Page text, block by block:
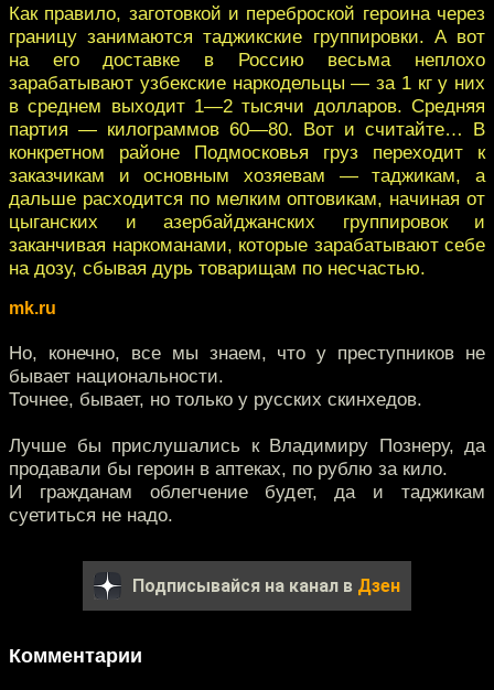
Как правило, заготовкой и переброской героина через
границу занимаются таджикские группировки. А вот
на его доставке в Россию весьма неплохо
зарабатывают узбекские наркодельцы — за 1 кг у них
в среднем выходит 1—2 тысячи долларов. Средняя
партия — килограммов 60—80. Вот и считайте… В
конкретном районе Подмосковья груз переходит к
заказчикам и основным хозяевам — таджикам, а
дальше расходится по мелким оптовикам, начиная от
цыганских и азербайджанских группировок и
заканчивая наркоманами, которые зарабатывают себе
на дозу, сбывая дурь товарищам по несчастью.
mk.ru
Но, конечно, все мы знаем, что у преступников не
бывает национальности.
Точнее, бывает, но только у русских скинхедов.
Лучше бы прислушались к Владимиру Познеру, да
продавали бы героин в аптеках, по рублю за кило.
И гражданам облегчение будет, да и таджикам
суетиться не надо.
Подписывайся на канал в Дзен
Комментарии